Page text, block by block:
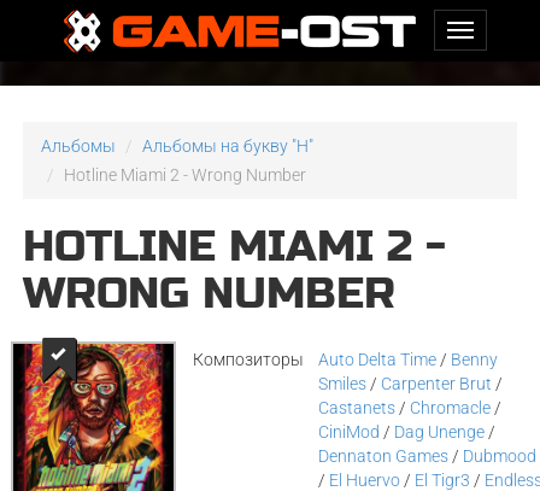
Альбомы
Альбомы на букву "H"
Hotline Miami 2 - Wrong Number
HOTLINE MIAMI 2 -
WRONG NUMBER
Композиторы Auto Delta Time / Benny
Smiles / Carpenter Brut /
Castanets / Chromacle /
CiniMod / Dag Unenge /
Dennaton Games / Dubmood
/ El Huervo / El Tigr3 /